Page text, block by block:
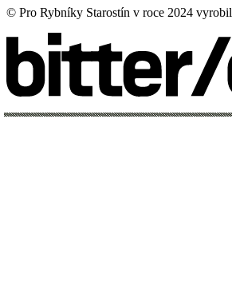
© Pro Rybníky Starostín v roce 2024 vyrobil